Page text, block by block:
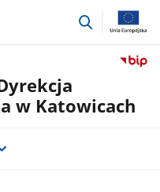
przejdź
w Katowicach